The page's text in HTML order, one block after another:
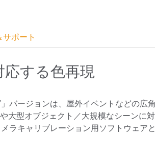
サポート
応する色再現
バージョンは、屋外イベントなどの広
大型オブジェクト／大規模なシーンに
ラキャリブレーション用ソフトウェア